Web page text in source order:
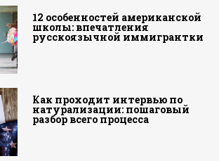
12 особенностей американской
школы: впечатления
русскоязычной иммигрантки
Как проходит интервью по
натурализации: пошаговый
разбор всего процесса